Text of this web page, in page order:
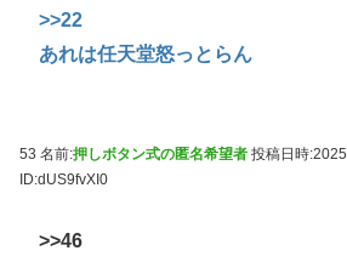
>>22
あれは任天堂怒っとらん
53 名前:押しボタン式の匿名希望者 投稿日時
ID:dUS9fvXI0
>>46